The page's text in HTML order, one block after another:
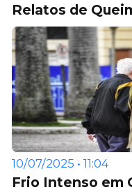
Relatos de
10/07/2025 • 11:04
Frio Intenso em